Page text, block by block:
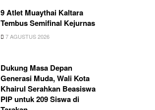
9 Atlet Muaythai Kaltara
Tembus Semifinal Kejurnas
7 AGUSTUS 2026
Dukung Masa Depan
Generasi Muda, Wali Kota
Khairul Serahkan Beasiswa
PIP untuk 209 Siswa di